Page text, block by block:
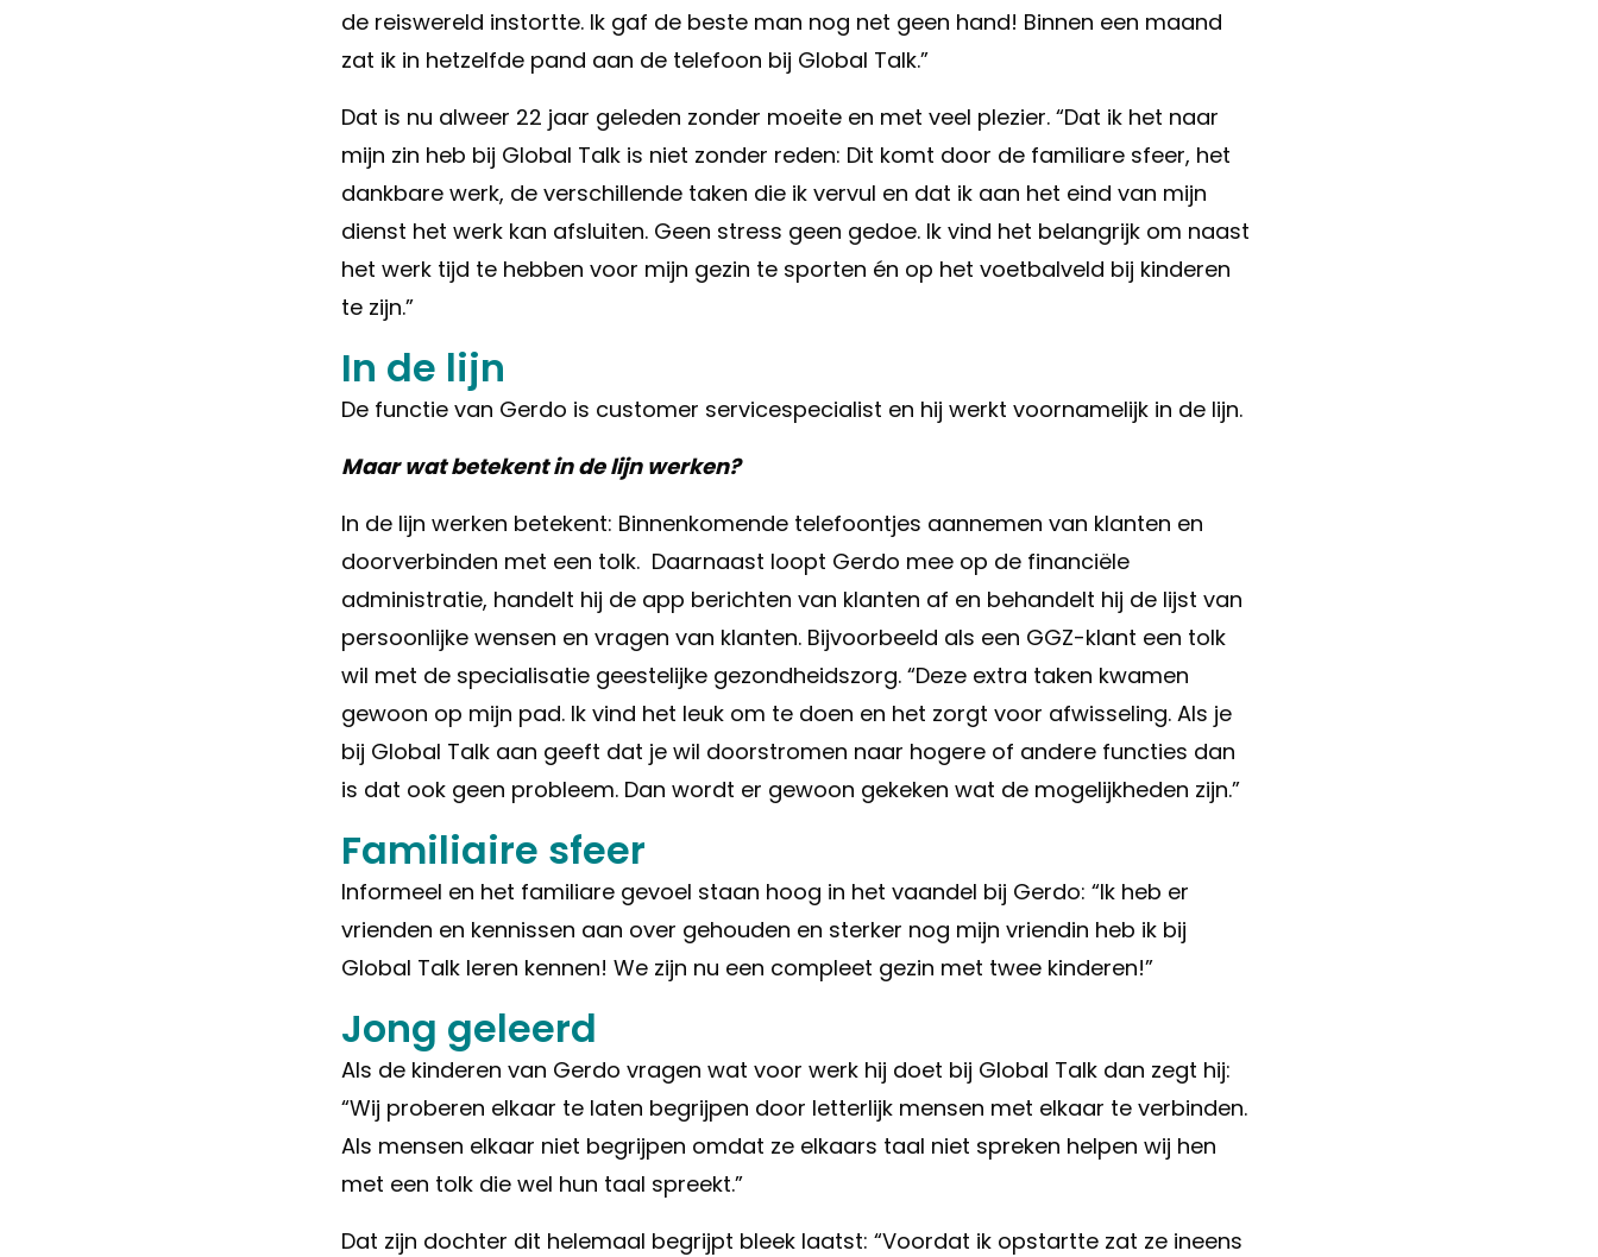
de reiswereld instortte. Ik gaf de beste man nog net geen hand! Binnen een maand
zat ik in hetzelfde pand aan de telefoon bij Global Talk.”
Dat is nu alweer 22 jaar geleden zonder moeite en met veel plezier. “Dat ik het naar
mijn zin heb bij Global Talk is niet zonder reden: Dit komt door de familiare sfeer, het
dankbare werk, de verschillende taken die ik vervul en dat ik aan het eind van mijn
dienst het werk kan afsluiten. Geen stress geen gedoe. Ik vind het belangrijk om naast
het werk tijd te hebben voor mijn gezin te sporten én op het voetbalveld bij kinderen
te zijn.”
In de lijn
De functie van Gerdo is customer servicespecialist en hij werkt voornamelijk in de lijn.
Maar wat betekent in de lijn werken?
In de lijn werken betekent: Binnenkomende telefoontjes aannemen van klanten en
doorverbinden met een tolk. Daarnaast loopt Gerdo mee op de financiële
administratie, handelt hij de app berichten van klanten af en behandelt hij de lijst van
persoonlijke wensen en vragen van klanten. Bijvoorbeeld als een GGZ-klant een tolk
wil met de specialisatie geestelijke gezondheidszorg. “Deze extra taken kwamen
gewoon op mijn pad. Ik vind het leuk om te doen en het zorgt voor afwisseling. Als je
bij Global Talk aan geeft dat je wil doorstromen naar hogere of andere functies dan
is dat ook geen probleem. Dan wordt er gewoon gekeken wat de mogelijkheden zijn.”
Familiaire sfeer
Informeel en het familiare gevoel staan hoog in het vaandel bij Gerdo: “Ik heb er
vrienden en kennissen aan over gehouden en sterker nog mijn vriendin heb ik bij
Global Talk leren kennen! We zijn nu een compleet gezin met twee kinderen!”
Jong geleerd
Als de kinderen van Gerdo vragen wat voor werk hij doet bij Global Talk dan zegt hij:
“Wij proberen elkaar te laten begrijpen door letterlijk mensen met elkaar te verbinden.
Als mensen elkaar niet begrijpen omdat ze elkaars taal niet spreken helpen wij hen
met een tolk die wel hun taal spreekt.”
Dat zijn dochter dit helemaal begrijpt bleek laatst: “Voordat ik opstartte zat ze ineens